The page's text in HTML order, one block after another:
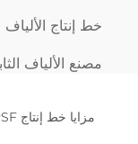
خط إنتاج
مصنع الألياف
مزايا خط إنتاج PSF المخصص